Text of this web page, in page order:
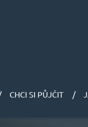
CHCI SI PŮJČIT